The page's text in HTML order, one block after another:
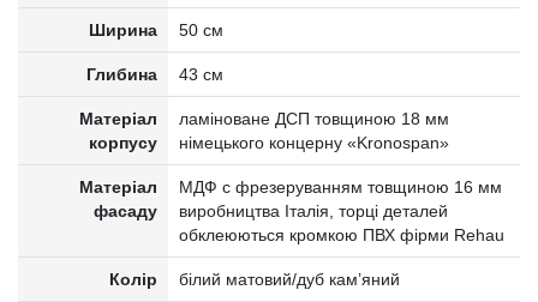
Ширина 50 см
Глибина 43 см
Матеріал
корпусу
ламіноване ДСП товщиною 18 мм
німецького концерну «Kronospan»
Матеріал
фасаду
МДФ c фрезеруванням товщиною 16 мм
виробництва Італія, торці деталей
обклеюються кромкою ПВХ фірми Rehau
Колір білий матовий/дуб кам’яний